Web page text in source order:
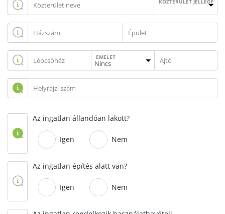
EMELET
Az ingatlan állandóan lakott?
Igen Nem
Az ingatlan építés alatt van?
Igen Nem